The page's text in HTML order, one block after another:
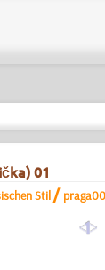
01
Stil /
a